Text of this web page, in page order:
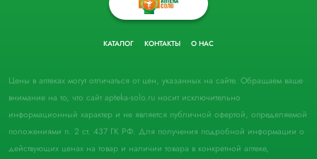
КАТАЛОГ КОНТАКТЫ О НАС
Цены в аптеках могут отличаться от цен, указанных на сайте. Обращаем ваше
внимание на то, что сайт apteka-solo.ru носит исключительно
информационный характер и не является публичной офертой, определяемой
положениями п. 2 ст. 437 ГК РФ. Для получения подробной информации о
действующих ценах на товар и наличии товара в конкретной аптеке,